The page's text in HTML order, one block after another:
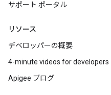
サポート ポータル
リソース
デベロッパーの概要
4-minute videos for developers
Apigee ブログ